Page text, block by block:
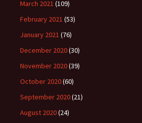
March 2021 (109)
February 2021 (53)
January 2021 (76)
December 2020(30)
November 2020(39)
October 2020(60)
September 2020(21)
August 2020(24)